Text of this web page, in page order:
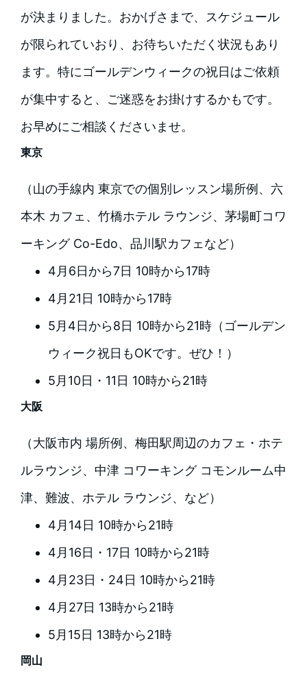
が決まりました。おかげさまで、スケジュール
が限られていおり、お待ちいただく状況もあり
ます。特にゴールデンウィークの祝日はご依頼
が集中すると、ご迷惑をお掛けするかもです。
お早めにご相談くださいませ。
東京
（山の手線内 東京での個別レッスン場所例、六
本木 カフェ、竹橋ホテル ラウンジ、茅場町コワ
ーキング Co-Edo、品川駅カフェなど）
4月6日から7日 10時から17時
4月21日 10時から17時
5月4日から8日 10時から21時（ゴールデン
ウィーク祝日もOKです。ぜひ！）
5月10日・11日 10時から21時
大阪
（大阪市内 場所例、梅田駅周辺のカフェ・ホテ
ルラウンジ、中津 コワーキング コモンルーム中
津、難波、ホテル ラウンジ、など）
4月14日 10時から21時
4月16日・17日 10時から21時
4月23日・24日 10時から21時
4月27日 13時から21時
5月15日 13時から21時
岡山